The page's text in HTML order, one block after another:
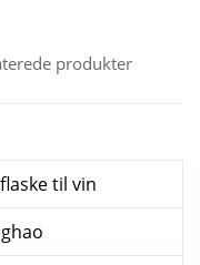
produkter
til vin